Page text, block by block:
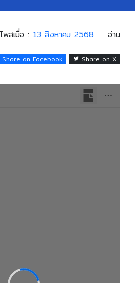
โพสเมื่อ : 13 สิงหาคม 2568 อ่าน
Share on Facebook Share on X